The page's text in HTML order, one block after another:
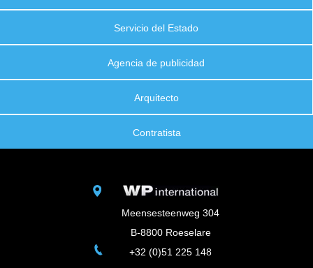
Servicio del Estado
Agencia de publicidad
Arquitecto
Contratista
Meensesteenweg 304
B-8800 Roeselare
+32 (0)51 225 148